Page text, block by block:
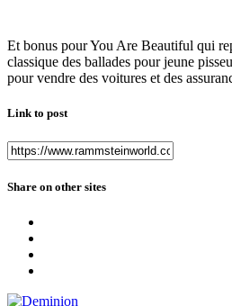
Et bonus pour You Are Beautiful qui
classique des ballades pour jeune
pour vendre des voitures et des
Link to post
Share on other sites